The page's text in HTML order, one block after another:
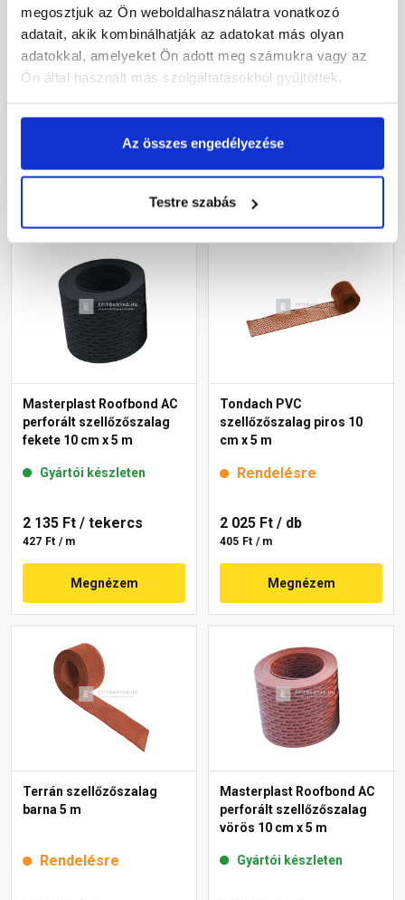
megosztjuk az Ön weboldalhasználatra vonatkozó
adatait, akik kombinálhatják az adatokat más olyan
adatokkal, amelyeket Ön adott meg számukra vagy az
Ön által használt más szolgáltatásokból gyűjtöttek.
Az összes engedélyezése
Testre szabás
Leier alumínium
szellőzőszalag
téglavörös/fekete10 m
Rendelésre
Klöber ereszszellőző
szalag fekete 15 cm x 5 m
Gyártói készleten
5 375 Ft
1 075 Ft / m
Masterplast Roofbond AC
perforált szellőzőszalag
fekete 10 cm x 5 m
Gyártói készleten
2 135 Ft / tekercs
427 Ft / m
Megnézem
Tondach PVC
szellőzőszalag piros 10
cm x 5 m
Rendelésre
2 025 Ft / db
405 Ft / m
Megnézem
Terrán szellőzőszalag
barna 5 m
Rendelésre
Masterplast Roofbond AC
perforált szellőzőszalag
vörös 10 cm x 5 m
Gyártói készleten